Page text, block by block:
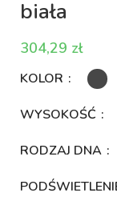
biała
zł
KOLOR
WYSOKOŚĆ
RODZAJ DNA